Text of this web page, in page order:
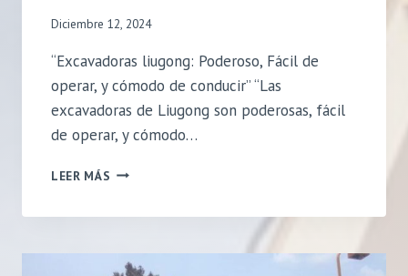
Diciembre 12, 2024
“Excavadoras liugong: Poderoso, Fácil de
operar, y cómodo de conducir” “Las
excavadoras de Liugong son poderosas, fácil
de operar, y cómodo…
LEER MÁS L